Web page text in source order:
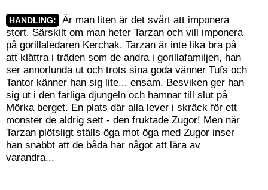
HANDLING:
Är man liten är det svårt att imponera
stort. Särskilt om man heter Tarzan och vill imponera
på gorillaledaren Kerchak. Tarzan är inte lika bra på
att klättra i träden som de andra i gorillafamiljen, han
ser annorlunda ut och trots sina goda vänner Tufs och
Tantor känner han sig lite... ensam. Besviken ger han
sig ut i den farliga djungeln och hamnar till slut på
Mörka berget. En plats där alla lever i skräck för ett
monster de aldrig sett - den fruktade Zugor! Men när
Tarzan plötsligt ställs öga mot öga med Zugor inser
han snabbt att de båda har något att lära av
varandra...